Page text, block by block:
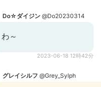
Do☆ダイジン @Do20230314
わ～
2023-06-18 12時42分
グレイシルフ @Grey_Sylph